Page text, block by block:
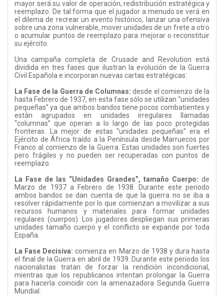
mayor será su valor de operación, redistribución estratégica y
reemplazo. De tal forma que el jugador a menudo se verá en
el dilema de recrear un evento histórico, lanzar una ofensiva
sobre una zona vulnerable, mover unidades de un frete a otro
o acumular puntos de reemplazo para mejorar o reconstituir
su ejército.
Una campaña completa de Crusade and Revolution está
dividida en tres fases que ilustran la evolución de la Guerra
Civil Española e incorporan nuevas cartas estratégicas:
La Fase de la Guerra de Columnas: desde el comienzo de la
hasta Febrero de 1937, en esta fase sólo se utilizan “unidades
pequeñas” ya que ambos bandos tiene pocos combatientes y
están agrupados en unidades irregulares llamadas
“columnas” que operan a lo largo de las poco protegidas
fronteras. La mejor de estas “unidades pequeñas” era el
Ejército de África traído a la Península desde Marruecos por
Franco al comienzo de la Guerra. Estas unidades son fuertes
pero frágiles y no pueden ser recuperadas con puntos de
reemplazo.
La Fase de las “Unidades Grandes”, tamaño Cuerpo: de
Marzo de 1937 a Febrero de 1938. Durante este periodo
ambos bandos se dan cuenta de que la guerra no se iba a
resolver rápidamente por lo que comienzan a movilizar a sus
recursos humanos y materiales para formar unidades
regulares (cuerpos). Los jugadores despliegan sus primeras
unidades tamaño cuerpo y el conflicto se expande por toda
España.
La Fase Decisiva:comienza en Marzo de 1938 y dura hasta
el final de la Guerra en abril de 1939. Durante este periodo los
nacionalistas tratan de forzar la rendición incondicional,
mientras que los republicanos intentan prolongar la Guerra
para hacerla coincidir con la amenazadora Segunda Guerra
Mundial.